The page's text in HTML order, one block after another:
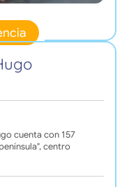
cuenta con 157
centro